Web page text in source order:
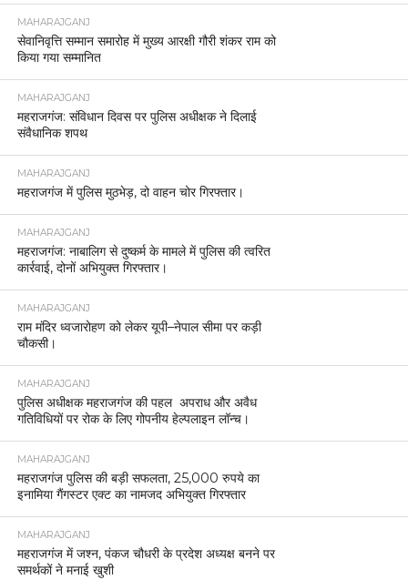
MAHARAJGANJ
सेवानिवृत्ति सम्मान समारोह में मुख्य आरक्षी गौरी शंकर राम को
किया गया सम्मानित
MAHARAJGANJ
महराजगंज: संविधान दिवस पर पुलिस अधीक्षक ने दिलाई
संवैधानिक शपथ
MAHARAJGANJ
महराजगंज में पुलिस मुठभेड़, दो वाहन चोर गिरफ्तार।
MAHARAJGANJ
महराजगंज: नाबालिग से दुष्कर्म के मामले में पुलिस की त्वरित
कार्रवाई, दोनों अभियुक्त गिरफ्तार।
MAHARAJGANJ
राम मंदिर ध्वजारोहण को लेकर यूपी–नेपाल सीमा पर कड़ी
चौकसी।
MAHARAJGANJ
पुलिस अधीक्षक महराजगंज की पहल अपराध और अवैध
गतिविधियों पर रोक के लिए गोपनीय हेल्पलाइन लॉन्च।
MAHARAJGANJ
महराजगंज पुलिस की बड़ी सफलता, 25,000 रुपये का
इनामिया गैंगस्टर एक्ट का नामजद अभियुक्त गिरफ्तार
MAHARAJGANJ
महराजगंज में जश्न, पंकज चौधरी के प्रदेश अध्यक्ष बनने पर
समर्थकों ने मनाई खुशी